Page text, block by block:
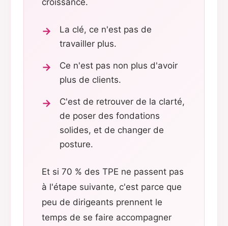
croissance.
La clé, ce n'est pas de
travailler plus.
Ce n'est pas non plus d'avoir
plus de clients.
C'est de retrouver de la clarté,
de poser des fondations
solides, et de changer de
posture.
Et si 70 % des TPE ne passent pas
à l'étape suivante, c'est parce que
peu de dirigeants prennent le
temps de se faire accompagner